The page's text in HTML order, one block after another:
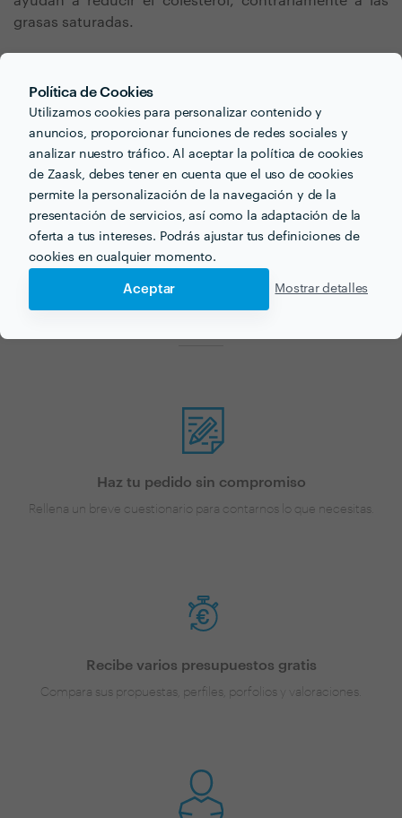
Política de Cookies
Utilizamos cookies para personalizar contenido y
anuncios, proporcionar funciones de redes sociales y
analizar nuestro tráfico. Al aceptar la política de cookies
de Zaask, debes tener en cuenta que el uso de cookies
permite la personalización de la navegación y de la
presentación de servicios, así como la adaptación de la
oferta a tus intereses. Podrás ajustar tus definiciones de
cookies en cualquier momento.
Aceptar Mostrar detalles
grasas saturadas.
¿Buscas dieta para
diabéticos para tu próximo
proyecto?
Ahora que tienes una idea de los precios, ¡vamos a
encontrar profesionales cerca de ti!
Haz tu pedido sin compromiso
Rellena un breve cuestionario para contarnos lo que necesitas.
Recibe varios presupuestos gratis
Compara sus propuestas, perfiles, porfolios y valoraciones.